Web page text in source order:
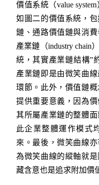
價值系統（value
如圖二的價值系統，
鏈、通路價值鏈與消
產業鏈（industry chain
統，其實產業鏈結構”
產業鏈即是由微笑曲
環節。此外，價值鏈
提供重要意義，因為
其所屬產業鏈的整體
此企業整體運作模式
來。最後，微笑曲線
為微笑曲線的縱軸就
藏含意也是追求附加價